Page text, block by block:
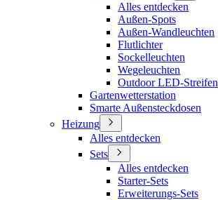
Alles entdecken
Außen-Spots
Außen-Wandleuchten
Flutlichter
Sockelleuchten
Wegeleuchten
Outdoor LED-Streifen
Gartenwetterstation
Smarte Außensteckdosen
Heizung
Alles entdecken
Sets
Alles entdecken
Starter-Sets
Erweiterungs-Sets